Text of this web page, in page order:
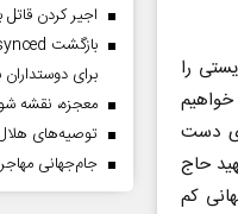
را
خواهیم
دست
حاج
کم
اجیر کردن
برای دوستداران
معجزه، نقشه
توصیه‌های
جام‌جهانی